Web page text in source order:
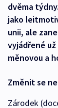
dvěma
jako
unii, ale
vyjádřené
měnovou a
Změnit se
Zárodek